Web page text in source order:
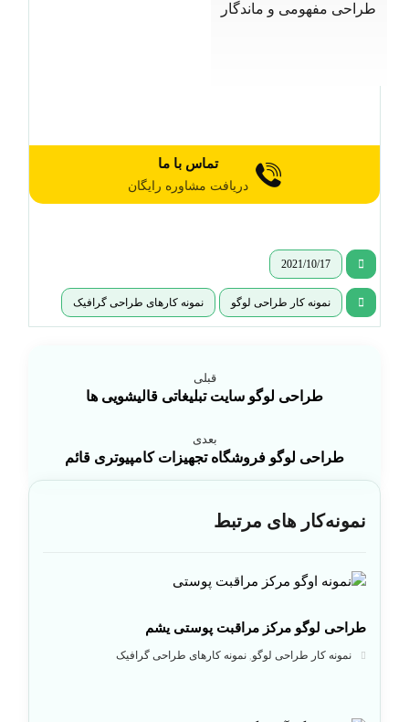
طراحی مفهومی و ماندگار
تماس با ما
دریافت مشاوره رایگان
2021/10/17
نمونه کار طراحی لوگو نمونه کارهای طراحی گرافیک
قبلی
طراحی لوگو سایت تبلیغاتی قالیشویی ها
بعدی
طراحی لوگو فروشگاه تجهیزات کامپیوتری قائم
نمونه‌کار های مرتبط
طراحی لوگو مرکز مراقبت پوستی یشم
نمونه کار طراحی لوگو ,نمونه کارهای طراحی گرافیک